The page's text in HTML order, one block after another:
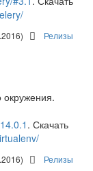
Релизы
окружения.
. Скачать
Релизы